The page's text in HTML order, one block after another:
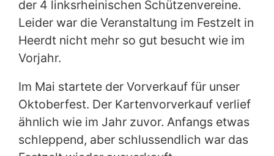
der 4 linksrheinischen Schützenvereine.
Leider war die Veranstaltung im Festzelt in
Heerdt nicht mehr so gut besucht wie im
Vorjahr.
Im Mai startete der Vorverkauf für unser
Oktoberfest. Der Kartenvorverkauf verlief
ähnlich wie im Jahr zuvor. Anfangs etwas
schleppend, aber schlussendlich war das